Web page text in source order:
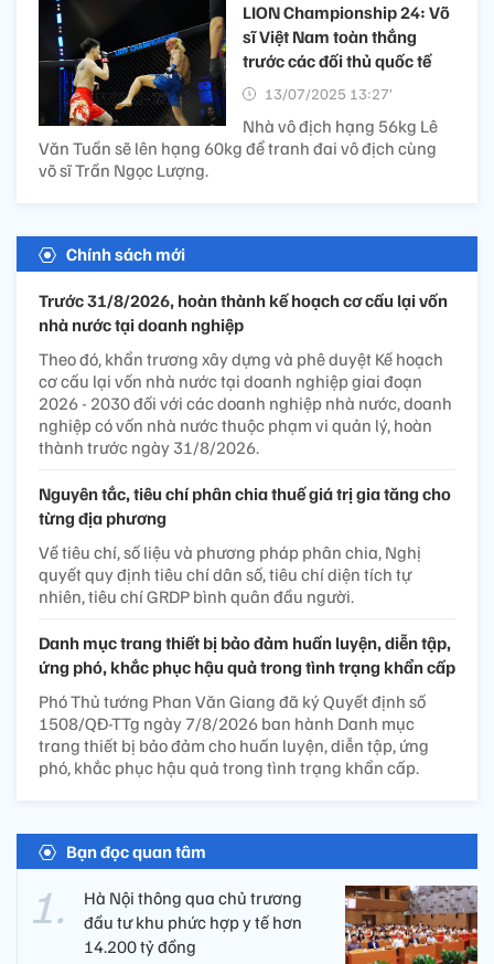
LION Championship 24: Võ
sĩ Việt Nam toàn thắng
trước các đối thủ quốc tế
13/07/2025 13:27’
Nhà vô địch hạng 56kg Lê
Văn Tuần sẽ lên hạng 60kg để tranh đai vô địch cùng
võ sĩ Trần Ngọc Lượng.
Chính sách mới
Trước 31/8/2026, hoàn thành kế hoạch cơ cấu lại vốn
nhà nước tại doanh nghiệp
Theo đó, khẩn trương xây dựng và phê duyệt Kế hoạch
cơ cấu lại vốn nhà nước tại doanh nghiệp giai đoạn
2026 - 2030 đối với các doanh nghiệp nhà nước, doanh
nghiệp có vốn nhà nước thuộc phạm vi quản lý, hoàn
thành trước ngày 31/8/2026.
Nguyên tắc, tiêu chí phân chia thuế giá trị gia tăng cho
từng địa phương
Về tiêu chí, số liệu và phương pháp phân chia, Nghị
quyết quy định tiêu chí dân số, tiêu chí diện tích tự
nhiên, tiêu chí GRDP bình quân đầu người.
Danh mục trang thiết bị bảo đảm huấn luyện, diễn tập,
ứng phó, khắc phục hậu quả trong tình trạng khẩn cấp
Phó Thủ tướng Phan Văn Giang đã ký Quyết định số
1508/QĐ-TTg ngày 7/8/2026 ban hành Danh mục
trang thiết bị bảo đảm cho huấn luyện, diễn tập, ứng
phó, khắc phục hậu quả trong tình trạng khẩn cấp.
Bạn đọc quan tâm
Hà Nội thông qua chủ trương
đầu tư khu phức hợp y tế hơn
14.200 tỷ đồng